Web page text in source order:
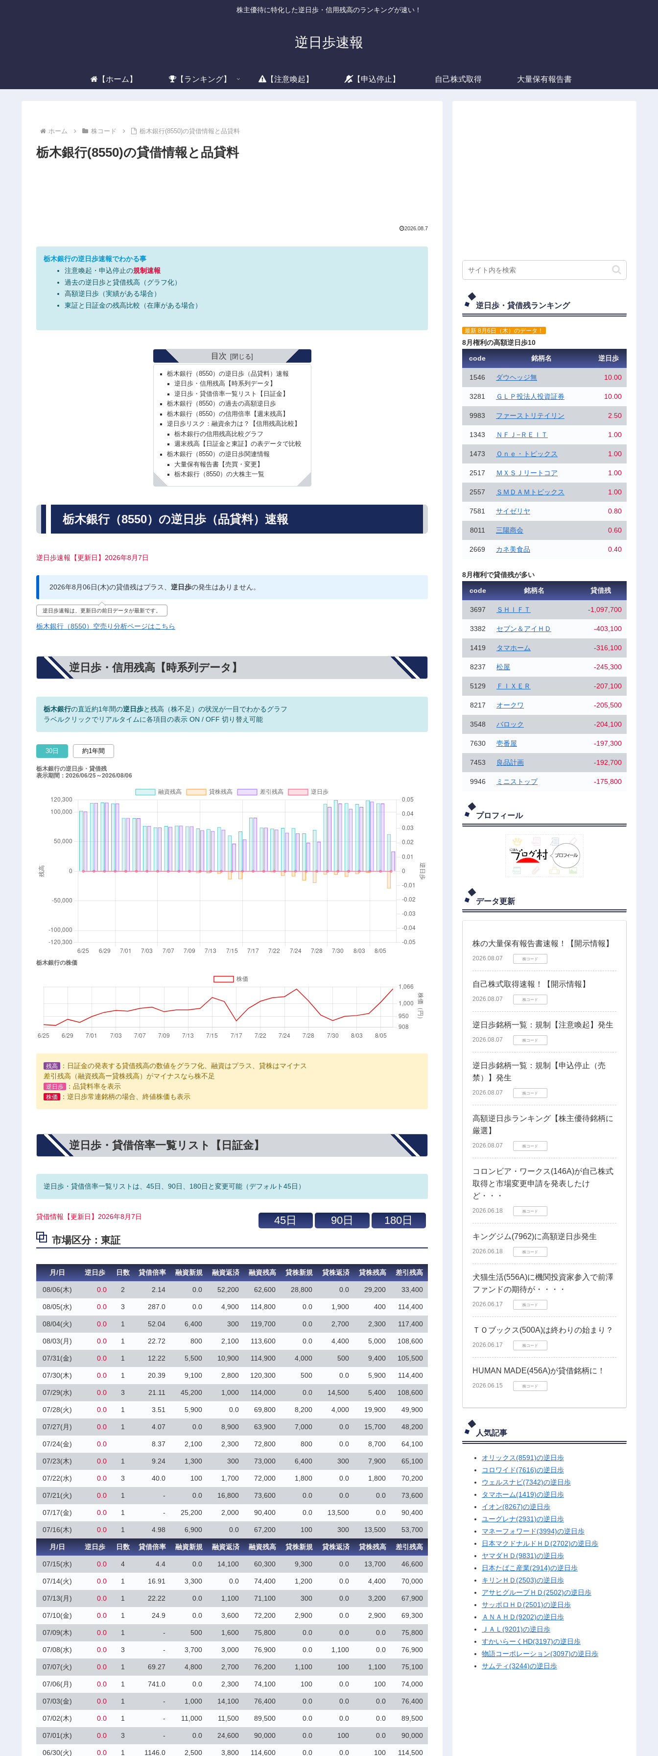
株主優待に特化した逆日歩・信用残高のランキングが速い！
逆日歩速報
【ホーム】 【ランキング】 【注意喚起】 【申込停止】 自己株式取得 大量保有報告書
ホーム 株コード 栃木銀行(8550)の貸借情報と品貸料
栃木銀行(8550)の貸借情報と品貸料
2026.08.7
栃木銀行の逆日歩速報でわかる事
注意喚起・申込停止の規制速報
過去の逆日歩と貸借残高（グラフ化）
高額逆日歩（実績がある場合）
東証と日証金の残高比較（在庫がある場合）
目次
栃木銀行（8550）の逆日歩（品貸料）速報
逆日歩・信用残高【時系列データ】
逆日歩・貸借倍率一覧リスト【日証金】
栃木銀行（8550）の過去の高額逆日歩
栃木銀行（8550）の信用倍率【週末残高】
逆日歩リスク：融資余力は？【信用残高比較】
栃木銀行の信用残高比較グラフ
週末残高【日証金と東証】の表データで比較
栃木銀行（8550）の逆日歩関連情報
大量保有報告書【売買・変更】
栃木銀行（8550）の大株主一覧
栃木銀行（8550）の逆日歩（品貸料）速報
逆日歩速報【更新日】2026年8月7日
2026年8月06日(木)の貸借残はプラス、 逆日歩の発生はありません。
逆日歩速報は、更新日の前日データが最新です。
栃木銀行（8550）空売り分析ページはこちら
逆日歩・信用残高【時系列データ】
栃木銀行の直近約1年間の逆日歩と残高（株不足）の状況が一目でわかるグラフ
ラベルクリックでリアルタイムに各項目の表示 ON / OFF 切り替え可能
30日 約1年間
残高
：日証金の発表する貸借残高の数値をグラフ化、融資はプラス、貸株はマイナス
差引残高（融資残高ー貸株残高）がマイナスなら株不足
逆日歩 ：品貸料率を表示
株価 ：逆日歩常連銘柄の場合、終値株価も表示
逆日歩・貸借倍率一覧リスト【日証金】
逆日歩・貸借倍率一覧リストは、45日、90日、180日と変更可能（デフォルト45日）
貸借情報【更新日】2026年8月7日
市場区分：東証
月/日 逆日歩 日数 貸借倍率 融資新規 融資返済 融資残高 貸株新規 貸株返済 貸株残高 差引残高
08/06(木) 0.0 2 2.14 0.0 52,200 62,600 28,800 0.0 29,200 33,400
08/05(水) 0.0 3 287.0 0.0 4,900 114,800 0.0 1,900 400 114,400
08/04(火) 0.0 1 52.04 6,400 300 119,700 0.0 2,700 2,300 117,400
08/03(月) 0.0 1 22.72 800 2,100 113,600 0.0 4,400 5,000 108,600
07/31(金) 0.0 1 12.22 5,500 10,900 114,900 4,000 500 9,400 105,500
07/30(木) 0.0 1 20.39 9,100 2,800 120,300 500 0.0 5,900 114,400
07/29(水) 0.0 3 21.11 45,200 1,000 114,000 0.0 14,500 5,400 108,600
07/28(火) 0.0 1 3.51 5,900 0.0 69,800 8,200 4,000 19,900 49,900
07/27(月) 0.0 1 4.07 0.0 8,900 63,900 7,000 0.0 15,700 48,200
07/24(金) 0.0 8.37 2,100 2,300 72,800 800 0.0 8,700 64,100
07/23(木) 0.0 1 9.24 1,300 300 73,000 6,400 300 7,900 65,100
07/22(水) 0.0 3 40.0 100 1,700 72,000 1,800 0.0 1,800 70,200
07/21(火) 0.0 1 - 0.0 16,800 73,600 0.0 0.0 0.0 73,600
07/17(金) 0.0 1 - 25,200 2,000 90,400 0.0 13,500 0.0 90,400
07/16(木) 0.0 1 4.98 6,900 0.0 67,200 100 300 13,500 53,700
月/日 逆日歩 日数 貸借倍率 融資新規 融資返済 融資残高 貸株新規 貸株返済 貸株残高 差引残高
07/15(水) 0.0 4 4.4 0.0 14,100 60,300 9,300 0.0 13,700 46,600
07/14(火) 0.0 1 16.91 3,300 0.0 74,400 1,200 0.0 4,400 70,000
07/13(月) 0.0 1 22.22 0.0 1,100 71,100 300 0.0 3,200 67,900
07/10(金) 0.0 1 24.9 0.0 3,600 72,200 2,900 0.0 2,900 69,300
07/09(木) 0.0 1 - 500 1,600 75,800 0.0 0.0 0.0 75,800
07/08(水) 0.0 3 - 3,700 3,000 76,900 0.0 1,100 0.0 76,900
07/07(火) 0.0 1 69.27 4,800 2,700 76,200 1,100 100 1,100 75,100
07/06(月) 0.0 1 741.0 0.0 2,300 74,100 100 0.0 100 74,000
07/03(金) 0.0 1 - 1,000 14,100 76,400 0.0 0.0 0.0 76,400
07/02(木) 0.0 1 - 11,000 11,500 89,500 0.0 0.0 0.0 89,500
07/01(水) 0.0 3 - 0.0 24,600 90,000 0.0 100 0.0 90,000
06/30(火) 0.0 1 1146.0 2,500 3,800 114,600 0.0 0.0 100 114,500
逆日歩・貸借残ランキング
最新 8月6日（木）のデータ！
8月権利の高額逆日歩10
code
銘柄名 逆日歩
1546 ダウヘッジ無 10.00
3281 ＧＬＰ投法人投資証券 10.00
9983 ファーストリテイリン 2.50
1343 ＮＦＪ−ＲＥＩＴ 1.00
1473 Ｏｎｅ・トピックス 1.00
2517 ＭＸＳＪリートコア 1.00
2557 ＳＭＤＡＭトピックス 1.00
7581 サイゼリヤ 0.80
8011 三陽商会 0.60
2669 カネ美食品 0.40
8月権利で貸借残が多い
code
銘柄名 貸借残
3697 ＳＨＩＦＴ -1,097,700
3382 セブン＆アイＨＤ -403,100
1419 タマホーム -316,100
8237 松屋 -245,300
5129 ＦＩＸＥＲ -207,100
8217 オークワ -205,500
3548 バロック -204,100
7630 壱番屋 -197,300
7453 良品計画 -192,700
9946 ミニストップ -175,800
プロフィール
データ更新
株の大量保有報告書速報！【開示情報】
2026.08.07 株コード
自己株式取得速報！【開示情報】
2026.08.07 株コード
逆日歩銘柄一覧：規制【注意喚起】発生
2026.08.07 株コード
逆日歩銘柄一覧：規制【申込停止（売
禁）】発生
2026.08.07 株コード
高額逆日歩ランキング【株主優待銘柄に
厳選】
2026.08.07 株コード
コロンビア・ワークス(146A)が自己株式
取得と市場変更申請を発表したけ
ど・・・
2026.06.18 株コード
キングジム(7962)に高額逆日歩発生
2026.06.18 株コード
犬猫生活(556A)に機関投資家参入で前澤
ファンドの期待が・・・・
2026.06.17 株コード
ＴＯブックス(500A)は終わりの始まり？
2026.06.17 株コード
HUMAN MADE(456A)が貸借銘柄に！
2026.06.15 株コード
人気記事
オリックス(8591)の逆日歩
コロワイド(7616)の逆日歩
ウェルスナビ(7342)の逆日歩
タマホーム(1419)の逆日歩
イオン(8267)の逆日歩
ユーグレナ(2931)の逆日歩
マネーフォワード(3994)の逆日歩
日本マクドナルドＨＤ(2702)の逆日歩
ヤマダＨＤ(9831)の逆日歩
日本たばこ産業(2914)の逆日歩
キリンＨＤ(2503)の逆日歩
アサヒグループＨＤ(2502)の逆日歩
サッポロＨＤ(2501)の逆日歩
ＡＮＡＨＤ(9202)の逆日歩
ＪＡＬ(9201)の逆日歩
すかいらーくHD(3197)の逆日歩
物語コーポレーション(3097)の逆日歩
サムティ(3244)の逆日歩